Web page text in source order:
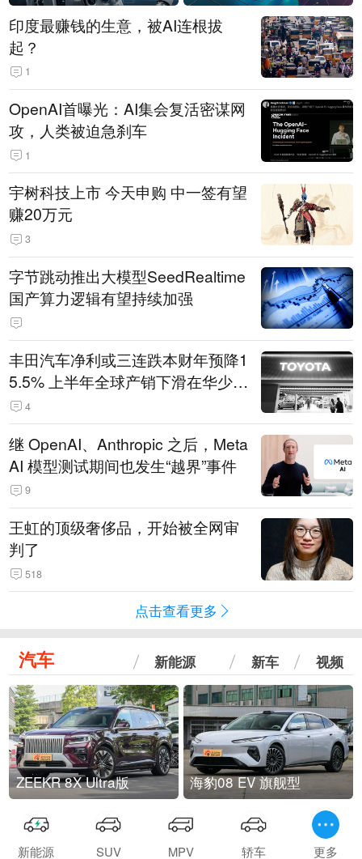
印度最赚钱的生意，被AI连根拔
起？
1
OpenAI首曝光：AI集会复活密谋网
攻，人类被迫急刹车
1
宇树科技上市 今天申购 中一签有望
赚20万元
3
字节跳动推出大模型SeedRealtime
国产算力逻辑有望持续加强
丰田汽车净利或三连跌本财年预降1
5.5% 上半年全球产销下滑在华少卖
14.3万辆
4
继 OpenAI、Anthropic 之后，Meta
AI 模型测试期间也发生“越界”事件
9
王虹的顶级奢侈品，开始被全网审
判了
518
点击查看更多
汽车 新能源 新车 视频
ZEEKR 8X Ultra版 海豹08 EV 旗舰型
新能源 SUV MPV 轿车 更多